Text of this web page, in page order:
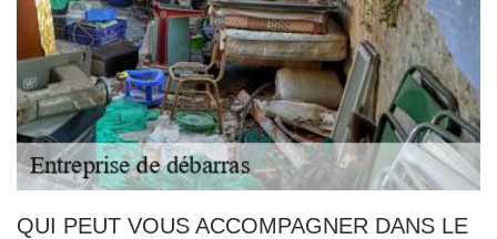
QUI PEUT VOUS ACCOMPAGNER DANS LE